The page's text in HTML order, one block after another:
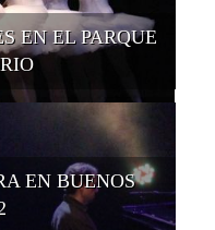
EN EL PARQUE
EN BUENOS